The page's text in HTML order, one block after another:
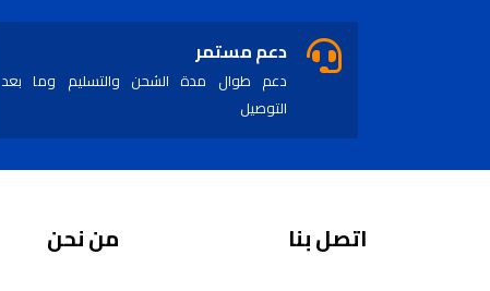
دعم مستمر
دعم طوال مدة الشحن والتسليم وما بعد
التوصيل
اتصل بنا من نحن